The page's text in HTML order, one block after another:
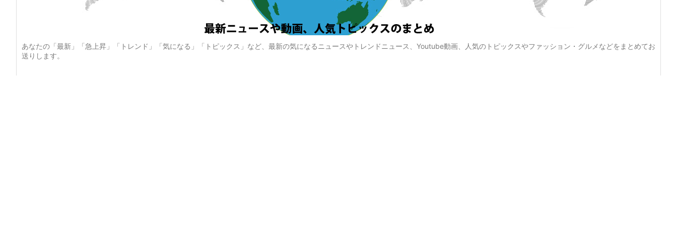
あなたの「最新」「急上昇」「トレンド」「気になる」「トピックス」など、最新の気になるニュースやトレンドニュース、Youtube動画、人気のトピックスやファッション・グルメなどをまとめてお
送りします。